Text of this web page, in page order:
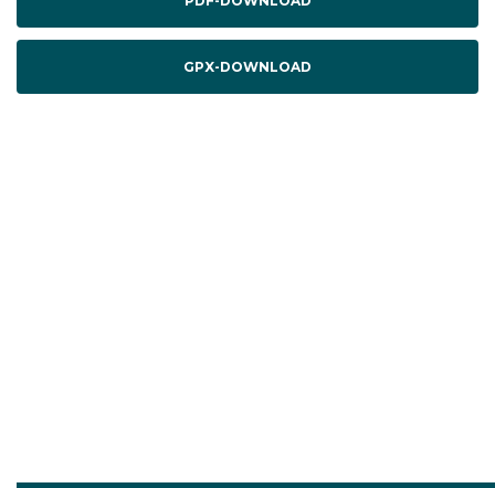
GPX-DOWNLOAD